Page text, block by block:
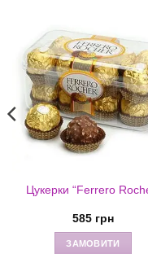
Цукерки “Ferrero
585 грн
ЗАМОВИТИ